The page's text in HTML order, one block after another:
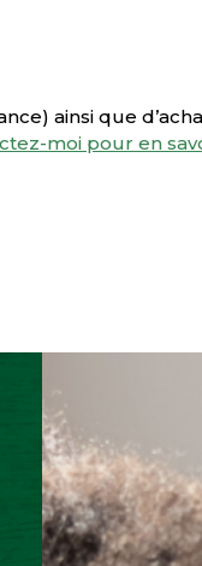
ainsi que
moi pour en